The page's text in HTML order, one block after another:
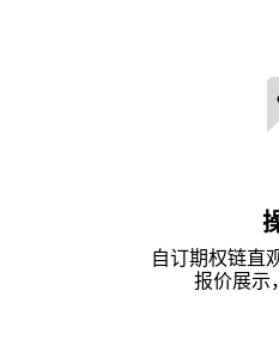
自订期权链直
报价展示